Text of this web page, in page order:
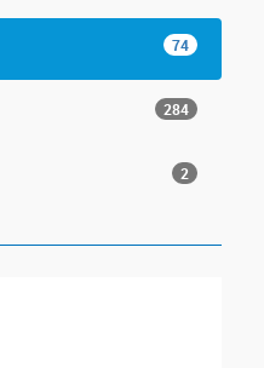
74
284
2